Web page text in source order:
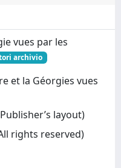
vues par les
archivio
et la Géorgies vues
layout)
rights reserved)